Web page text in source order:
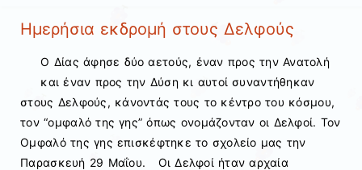
Ημερήσια εκδρομή στους Δελφούς
Ο Δίας άφησε δύο αετούς, έναν προς την Ανατολή
και έναν προς την Δύση κι αυτοί συναντήθηκαν
στους Δελφούς, κάνοντάς τους το κέντρο του κόσμου,
τον “ομφαλό της γης” όπως ονομάζονταν οι Δελφοί. Τον
Ομφαλό της γης επισκέφτηκε το σχολείο μας την
Παρασκευή 29 Μαΐου. Οι Δελφοί ήταν αρχαία